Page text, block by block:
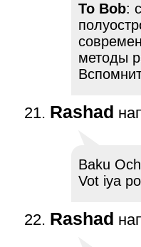
To Bob:
методы
Rashad
Baku
Vot iya
Rashad